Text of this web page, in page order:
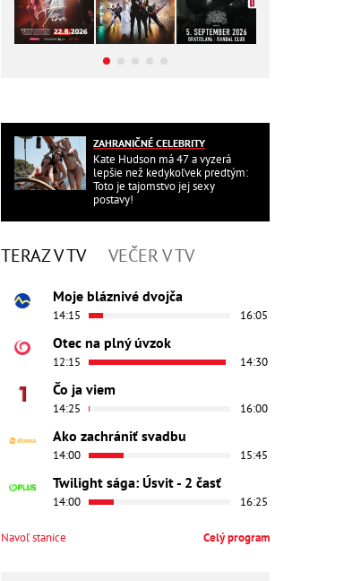
ZAHRANIČNÉ CELEBRITY
Kate Hudson má 47 a vyzerá
lepšie než kedykoľvek predtým:
Toto je tajomstvo jej sexy
postavy!
TERAZ V TV VEČER V TV
Moje bláznivé dvojča
14:15 16:05
Otec na plný úvzok
12:15 14:30
Čo ja viem
14:25 16:00
Ako zachrániť svadbu
14:00 15:45
Twilight sága: Úsvit - 2 časť
14:00 16:25
Navoľ stanice Celý program